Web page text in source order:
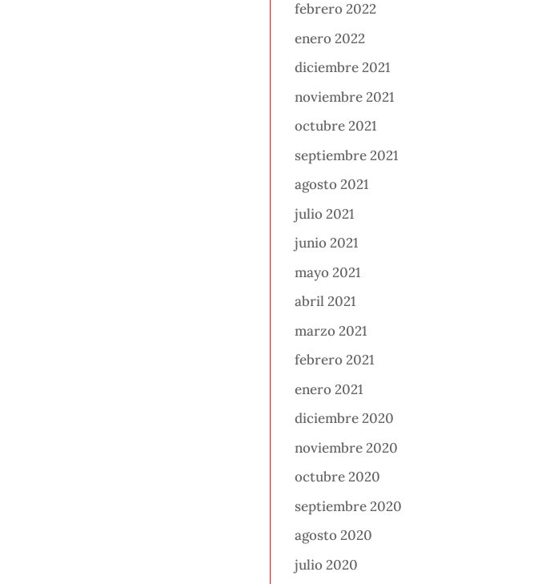
febrero 2022
enero 2022
diciembre 2021
noviembre 2021
octubre 2021
septiembre 2021
agosto 2021
julio 2021
junio 2021
mayo 2021
abril 2021
marzo 2021
febrero 2021
enero 2021
diciembre 2020
noviembre 2020
octubre 2020
septiembre 2020
agosto 2020
julio 2020